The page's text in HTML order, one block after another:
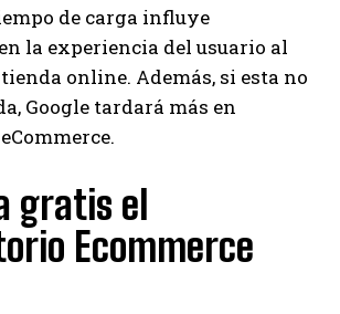
de carga influye
la experiencia del usuario al
online. Además, si esta no
Google tardará más en
gratis el
Ecommerce